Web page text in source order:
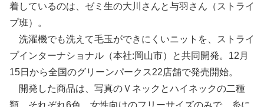
着しているのは、ゼミ生の大川さんと与羽さん（ストライ
プ班）。
洗濯機でも洗えて毛玉ができにくいニットを、ストライ
プインターナショナル（本社:岡山市）と共同開発。12月
15日から全国のグリーンパークス22店舗で発売開始。
開発した商品は、写真のＶネックとハイネックの二種
類、それぞれ6色。女性向けのフリーサイズのみで、糸に